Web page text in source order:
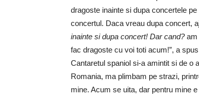
dragoste inainte si dupa concertele
concertul. Daca vreau dupa concert,
inainte si dupa concert! Dar cand?am
fac dragoste cu voi toti acum!”, a
Cantaretul spaniol si-a amintit si de o
Romania, ma plimbam pe strazi,
mine. Acum se uita, dar pentru mine